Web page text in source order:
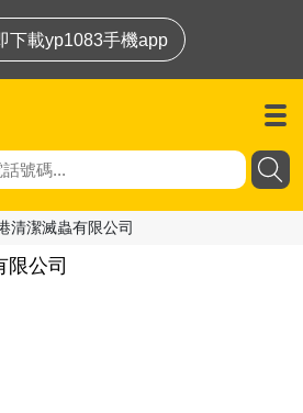
下載yp1083手機app
清潔滅蟲有限公司
公司